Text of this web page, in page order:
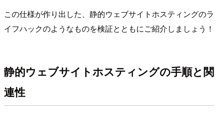
この仕様が作り出した、静的ウェブサイトホスティングのラ
イフハックのようなものを検証とともにご紹介しましょう！
静的ウェブサイトホスティングの手順と関
連性